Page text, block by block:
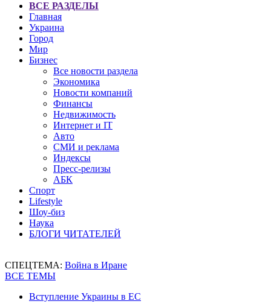
ВСЕ РАЗДЕЛЫ
Главная
Украина
Город
Мир
Бизнес
Все новости раздела
Экономика
Новости компаний
Финансы
Недвижимость
Интернет и IT
Авто
СМИ и реклама
Индексы
Пресс-релизы
АБК
Спорт
Lifestyle
Шоу-биз
Наука
БЛОГИ ЧИТАТЕЛЕЙ
СПЕЦТЕМА: Война в Иране
ВСЕ ТЕМЫ
Вступление Украины в ЕС